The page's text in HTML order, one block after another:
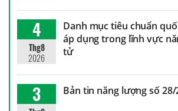
4
Thg8
2026
Danh mục tiêu chuẩn
áp dụng trong lĩnh vực
tử
3 Bản tin năng lượng số 28/